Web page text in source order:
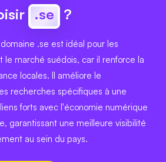
.se ?
.se est idéal pour les
le marché suédois, car il renforce la
locales. Il améliore le
recherches spécifiques à une
forts avec l'économie numérique
garantissant une meilleure visibilité
au sein du pays.